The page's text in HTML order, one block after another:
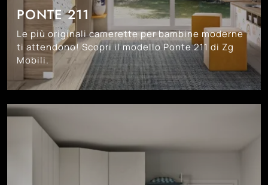
PONTE 211
Le più originali camerette per bambine moderne
ti attendono! Scopri il modello Ponte 211 di Zg
Mobili.